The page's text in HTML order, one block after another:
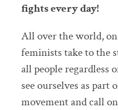
fights every day!
All over the world,
feminists take to the
all people regardless
see ourselves as
movement and call